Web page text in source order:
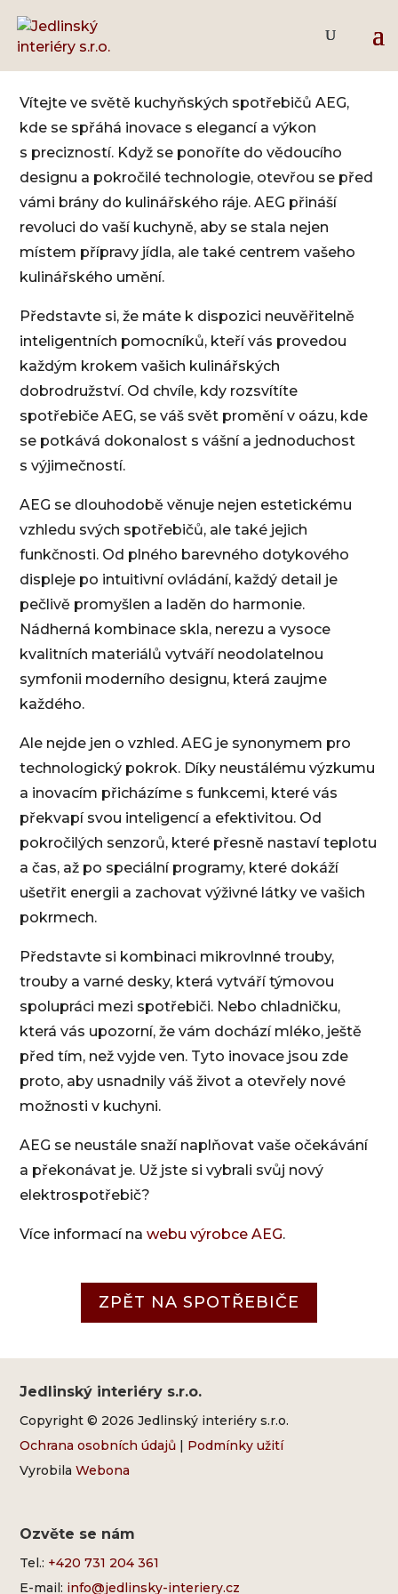
Vítejte ve světě kuchyňských spotřebičů AEG,
kde se spřáhá inovace s elegancí a výkon
s precizností. Když se ponoříte do vědoucího
designu a pokročilé technologie, otevřou se před
vámi brány do kulinářského ráje. AEG přináší
revoluci do vaší kuchyně, aby se stala nejen
místem přípravy jídla, ale také centrem vašeho
kulinářského umění.
Představte si, že máte k dispozici neuvěřitelně
inteligentních pomocníků, kteří vás provedou
každým krokem vašich kulinářských
dobrodružství. Od chvíle, kdy rozsvítíte
spotřebiče AEG, se váš svět promění v oázu, kde
se potkává dokonalost s vášní a jednoduchost
s výjimečností.
AEG se dlouhodobě věnuje nejen estetickému
vzhledu svých spotřebičů, ale také jejich
funkčnosti. Od plného barevného dotykového
displeje po intuitivní ovládání, každý detail je
pečlivě promyšlen a laděn do harmonie.
Nádherná kombinace skla, nerezu a vysoce
kvalitních materiálů vytváří neodolatelnou
symfonii moderního designu, která zaujme
každého.
Ale nejde jen o vzhled. AEG je synonymem pro
technologický pokrok. Díky neustálému výzkumu
a inovacím přicházíme s funkcemi, které vás
překvapí svou inteligencí a efektivitou. Od
pokročilých senzorů, které přesně nastaví teplotu
a čas, až po speciální programy, které dokáží
ušetřit energii a zachovat výživné látky ve vašich
pokrmech.
Představte si kombinaci mikrovlnné trouby,
trouby a varné desky, která vytváří týmovou
spolupráci mezi spotřebiči. Nebo chladničku,
která vás upozorní, že vám dochází mléko, ještě
před tím, než vyjde ven. Tyto inovace jsou zde
proto, aby usnadnily váš život a otevřely nové
možnosti v kuchyni.
AEG se neustále snaží naplňovat vaše očekávání
a překonávat je. Už jste si vybrali svůj nový
elektrospotřebič?
Více informací nawebu výrobce AEG.
ZPĚT NA SPOTŘEBIČE
Jedlinský interiéry s.r.o.
Copyright © 2026 Jedlinský interiéry s.r.o.
Ochrana osobních údajů | Podmínky užití
VyrobilaWebona
Ozvěte se nám
Tel.: +420 731 204 361
E-mail: info@jedlinsky-interiery.cz